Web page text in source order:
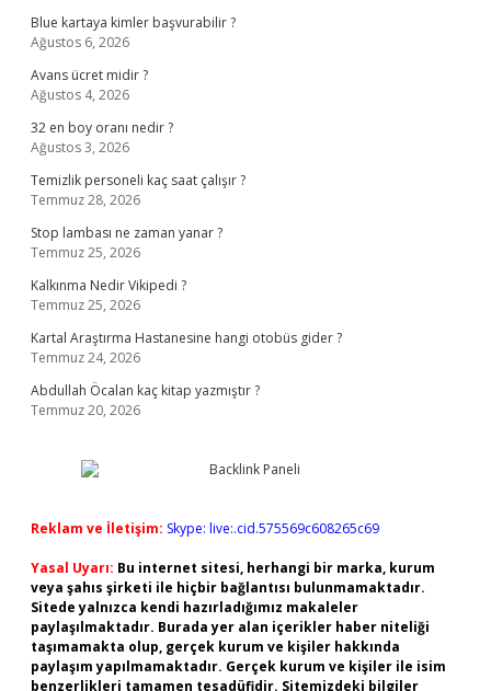
Blue kartaya kimler başvurabilir ?
Ağustos 6, 2026
Avans ücret midir ?
Ağustos 4, 2026
32 en boy oranı nedir ?
Ağustos 3, 2026
Temizlik personeli kaç saat çalışır ?
Temmuz 28, 2026
Stop lambası ne zaman yanar ?
Temmuz 25, 2026
Kalkınma Nedir Vikipedi ?
Temmuz 25, 2026
Kartal Araştırma Hastanesine hangi otobüs gider ?
Temmuz 24, 2026
Abdullah Öcalan kaç kitap yazmıştır ?
Temmuz 20, 2026
Reklam ve İletişim: Skype: live:.cid.575569c608265c69
Yasal Uyarı: Bu internet sitesi, herhangi bir marka, kurum
veya şahıs şirketi ile hiçbir bağlantısı bulunmamaktadır.
Sitede yalnızca kendi hazırladığımız makaleler
paylaşılmaktadır. Burada yer alan içerikler haber niteliği
taşımamakta olup, gerçek kurum ve kişiler hakkında
paylaşım yapılmamaktadır. Gerçek kurum ve kişiler ile isim
benzerlikleri tamamen tesadüfidir. Sitemizdeki bilgiler